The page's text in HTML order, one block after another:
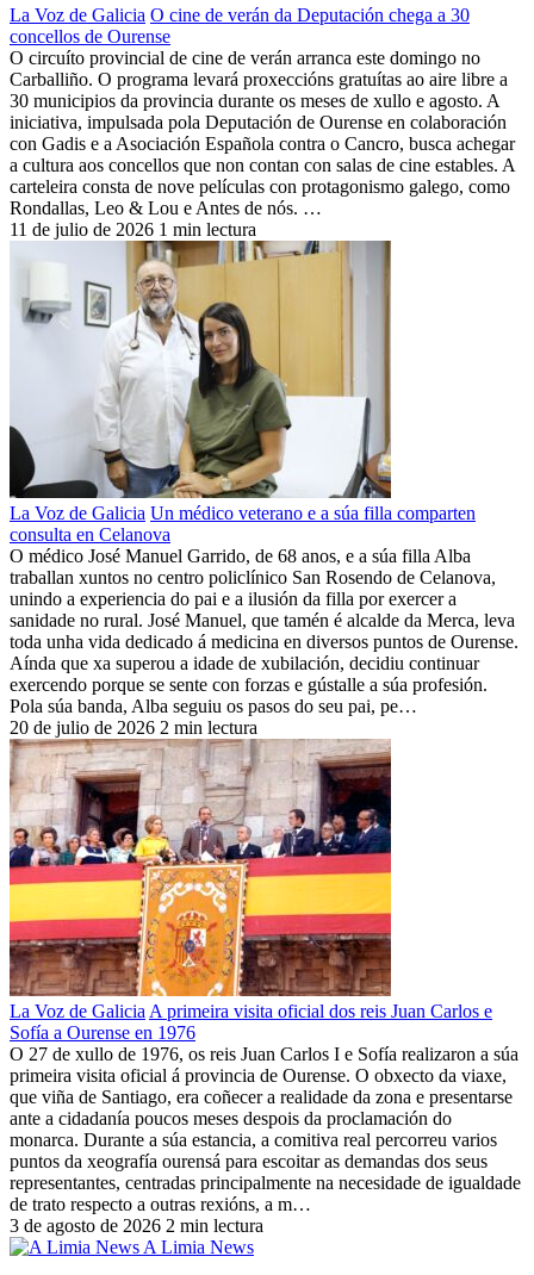
La Voz de Galicia O cine de verán da Deputación chega a 30
concellos de Ourense
O circuíto provincial de cine de verán arranca este domingo no
Carballiño. O programa levará proxeccións gratuítas ao aire libre a
30 municipios da provincia durante os meses de xullo e agosto. A
iniciativa, impulsada pola Deputación de Ourense en colaboración
con Gadis e a Asociación Española contra o Cancro, busca achegar
a cultura aos concellos que non contan con salas de cine estables. A
carteleira consta de nove películas con protagonismo galego, como
Rondallas, Leo & Lou e Antes de nós. …
11 de julio de 2026 1 min lectura
La Voz de Galicia Un médico veterano e a súa filla comparten
consulta en Celanova
O médico José Manuel Garrido, de 68 anos, e a súa filla Alba
traballan xuntos no centro policlínico San Rosendo de Celanova,
unindo a experiencia do pai e a ilusión da filla por exercer a
sanidade no rural. José Manuel, que tamén é alcalde da Merca, leva
toda unha vida dedicado á medicina en diversos puntos de Ourense.
Aínda que xa superou a idade de xubilación, decidiu continuar
exercendo porque se sente con forzas e gústalle a súa profesión.
Pola súa banda, Alba seguiu os pasos do seu pai, pe…
20 de julio de 2026 2 min lectura
La Voz de Galicia A primeira visita oficial dos reis Juan Carlos e
Sofía a Ourense en 1976
O 27 de xullo de 1976, os reis Juan Carlos I e Sofía realizaron a súa
primeira visita oficial á provincia de Ourense. O obxecto da viaxe,
que viña de Santiago, era coñecer a realidade da zona e presentarse
ante a cidadanía poucos meses despois da proclamación do
monarca. Durante a súa estancia, a comitiva real percorreu varios
puntos da xeografía ourensá para escoitar as demandas dos seus
representantes, centradas principalmente na necesidade de igualdade
de trato respecto a outras rexións, a m…
3 de agosto de 2026 2 min lectura
A Limia News